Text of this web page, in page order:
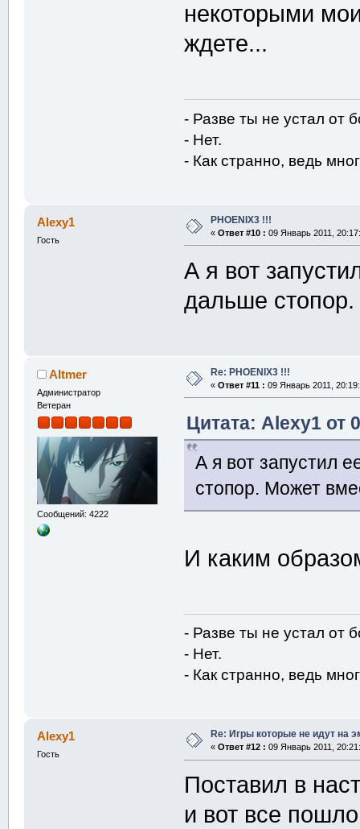
некоторыми
ждете...
- Разве ты не устал от
- Нет.
- Как странно, ведь
Alexy1
Гость
PHOENIX3 !!!
« Ответ #10 : 09 Январь 2011,
А я вот
дальше
Altmer
Администратор
Ветеран
Сообщений: 4222
Re: PHOENIX3 !!!
« Ответ #11 : 09 Январь 2011,
Цитата: Alexy1 от
А я вот запустил
стопор. Может
И каким
- Разве ты не устал от
- Нет.
- Как странно, ведь
Alexy1
Гость
Re: Игры которые не идут на
« Ответ #12 : 09 Январь 2011,
Поставил в
и вот все